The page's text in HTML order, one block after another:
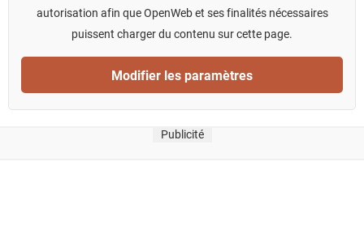
autorisation afin que OpenWeb et ses finalités nécessaires
puissent charger du contenu sur cette page.
Modifier les paramètres
Publicité